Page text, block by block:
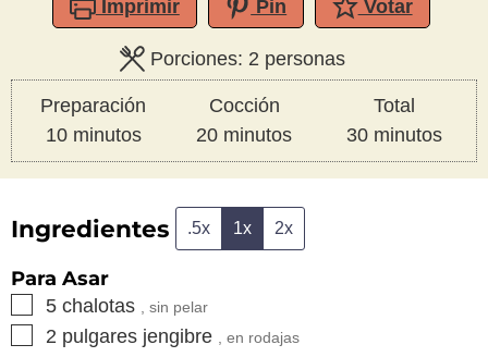
Imprimir Pin Votar
Porciones: 2 personas
Preparación
10minutos
minutos
Cocción
20minutos
minutos
Total
30minutos
minutos
Ingredientes .5x 1x 2x
Para Asar
▢
5 chalotas , sin pelar
▢
2 pulgares jengibre , en rodajas